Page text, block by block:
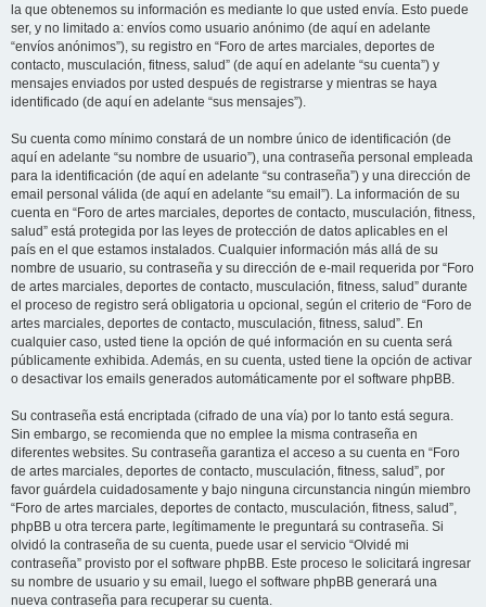
la que obtenemos su información es mediante lo que usted envía. Esto puede
ser, y no limitado a: envíos como usuario anónimo (de aquí en adelante
“envíos anónimos”), su registro en “Foro de artes marciales, deportes de
contacto, musculación, fitness, salud” (de aquí en adelante “su cuenta”) y
mensajes enviados por usted después de registrarse y mientras se haya
identificado (de aquí en adelante “sus mensajes”).
Su cuenta como mínimo constará de un nombre único de identificación (de
aquí en adelante “su nombre de usuario”), una contraseña personal empleada
para la identificación (de aquí en adelante “su contraseña”) y una dirección de
email personal válida (de aquí en adelante “su email”). La información de su
cuenta en “Foro de artes marciales, deportes de contacto, musculación, fitness,
salud” está protegida por las leyes de protección de datos aplicables en el
país en el que estamos instalados. Cualquier información más allá de su
nombre de usuario, su contraseña y su dirección de e-mail requerida por “Foro
de artes marciales, deportes de contacto, musculación, fitness, salud” durante
el proceso de registro será obligatoria u opcional, según el criterio de “Foro de
artes marciales, deportes de contacto, musculación, fitness, salud”. En
cualquier caso, usted tiene la opción de qué información en su cuenta será
públicamente exhibida. Además, en su cuenta, usted tiene la opción de activar
o desactivar los emails generados automáticamente por el software phpBB.
Su contraseña está encriptada (cifrado de una vía) por lo tanto está segura.
Sin embargo, se recomienda que no emplee la misma contraseña en
diferentes websites. Su contraseña garantiza el acceso a su cuenta en “Foro
de artes marciales, deportes de contacto, musculación, fitness, salud”, por
favor guárdela cuidadosamente y bajo ninguna circunstancia ningún miembro
“Foro de artes marciales, deportes de contacto, musculación, fitness, salud”,
phpBB u otra tercera parte, legítimamente le preguntará su contraseña. Si
olvidó la contraseña de su cuenta, puede usar el servicio “Olvidé mi
contraseña” provisto por el software phpBB. Este proceso le solicitará ingresar
su nombre de usuario y su email, luego el software phpBB generará una
nueva contraseña para recuperar su cuenta.